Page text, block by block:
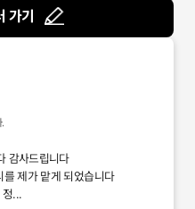
가기
감사드립니다
제가 맡게 되었습니다
정...